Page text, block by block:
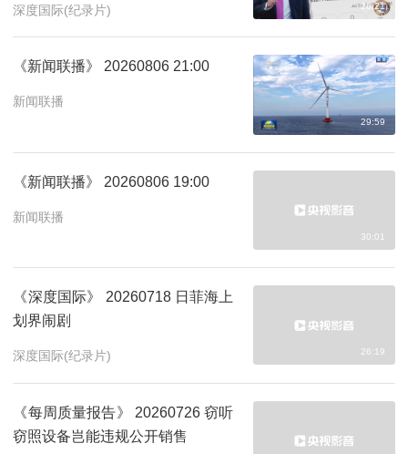
深度国际(纪录片) 26:21
《新闻联播》 20260806 21:00
新闻联播
29:59
《新闻联播》 20260806 19:00
新闻联播
30:01
《深度国际》 20260718 日菲海上
划界闹剧
深度国际(纪录片) 26:19
《每周质量报告》 20260726 窃听
窃照设备岂能违规公开销售